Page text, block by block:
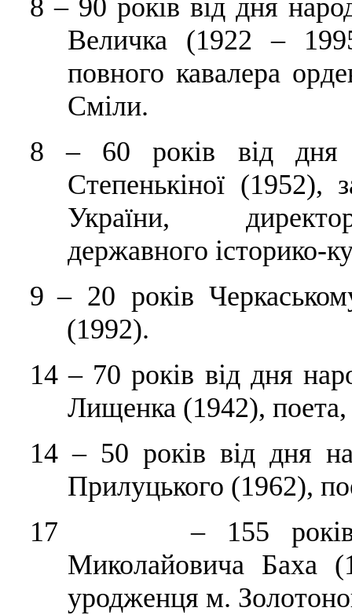
8–90 років від дня
Величка (1922 –
повного кавалера
Сміли.
8–60 років від дня
Степенькіної (1952),
України,
державного історико-
9 –20 років
(1992).
14–70 років від дня
Лищенка (1942),
14–50 років від дня
Прилуцького (1962),
17 – 155 років
Миколайовича Баха
уродженця м.